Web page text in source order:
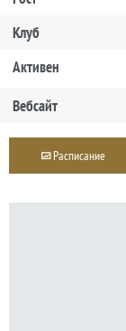
Клуб
Активен
Вебсайт
Расписание